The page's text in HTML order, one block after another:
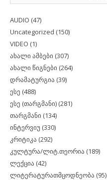
AUDIO (47)
Uncategorized (150)
VIDEO (1)
ახალი ამბები (307)
ახალი წიგნები (264)
დრამატურგია (39)
ესე (488)
ესე (თარგმანი) (281)
თარგმანი (134)
ინტერვიუ (330)
კრიტიკა (292)
კულტურა/ლიტ.თეორია (189)
ლექცია (42)
ლიტერატურათმცოდნეობა (95)